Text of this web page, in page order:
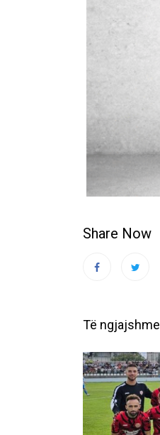
Share Now
Të ngjajshme